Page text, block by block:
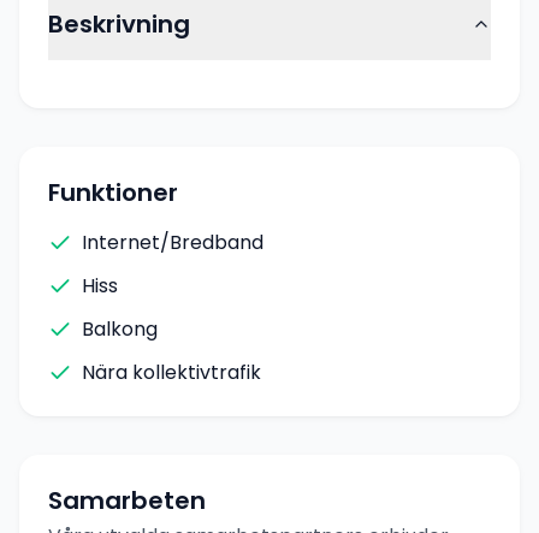
Beskrivning
Funktioner
Internet/Bredband
Hiss
Balkong
Nära kollektivtrafik
Samarbeten